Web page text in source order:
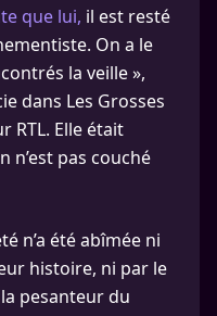
que lui, il est resté
On a le
la veille »,
dans Les Grosses
RTL. Elle était
n’est pas couché
n’a été abîmée ni
histoire, ni par le
pesanteur du